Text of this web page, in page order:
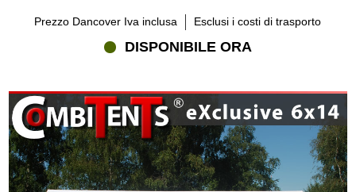
Prezzo Dancover Iva inclusa Esclusi i costi di trasporto
DISPONIBILE ORA